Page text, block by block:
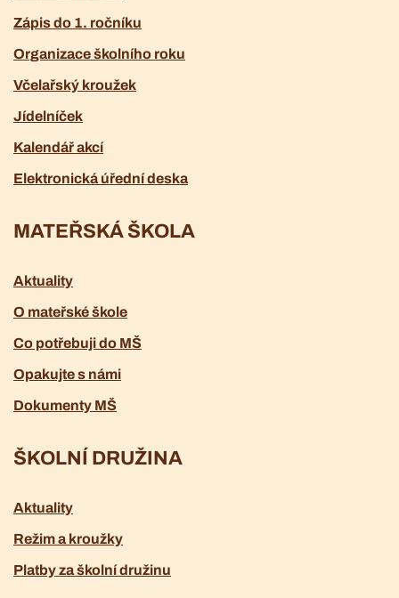
Zápis do 1. ročníku
Organizace školního roku
Včelařský kroužek
Jídelníček
Kalendář akcí
Elektronická úřední deska
MATEŘSKÁ ŠKOLA
Aktuality
O mateřské škole
Co potřebuji do MŠ
Opakujte s námi
Dokumenty MŠ
ŠKOLNÍ DRUŽINA
Aktuality
Režim a kroužky
Platby za školní družinu